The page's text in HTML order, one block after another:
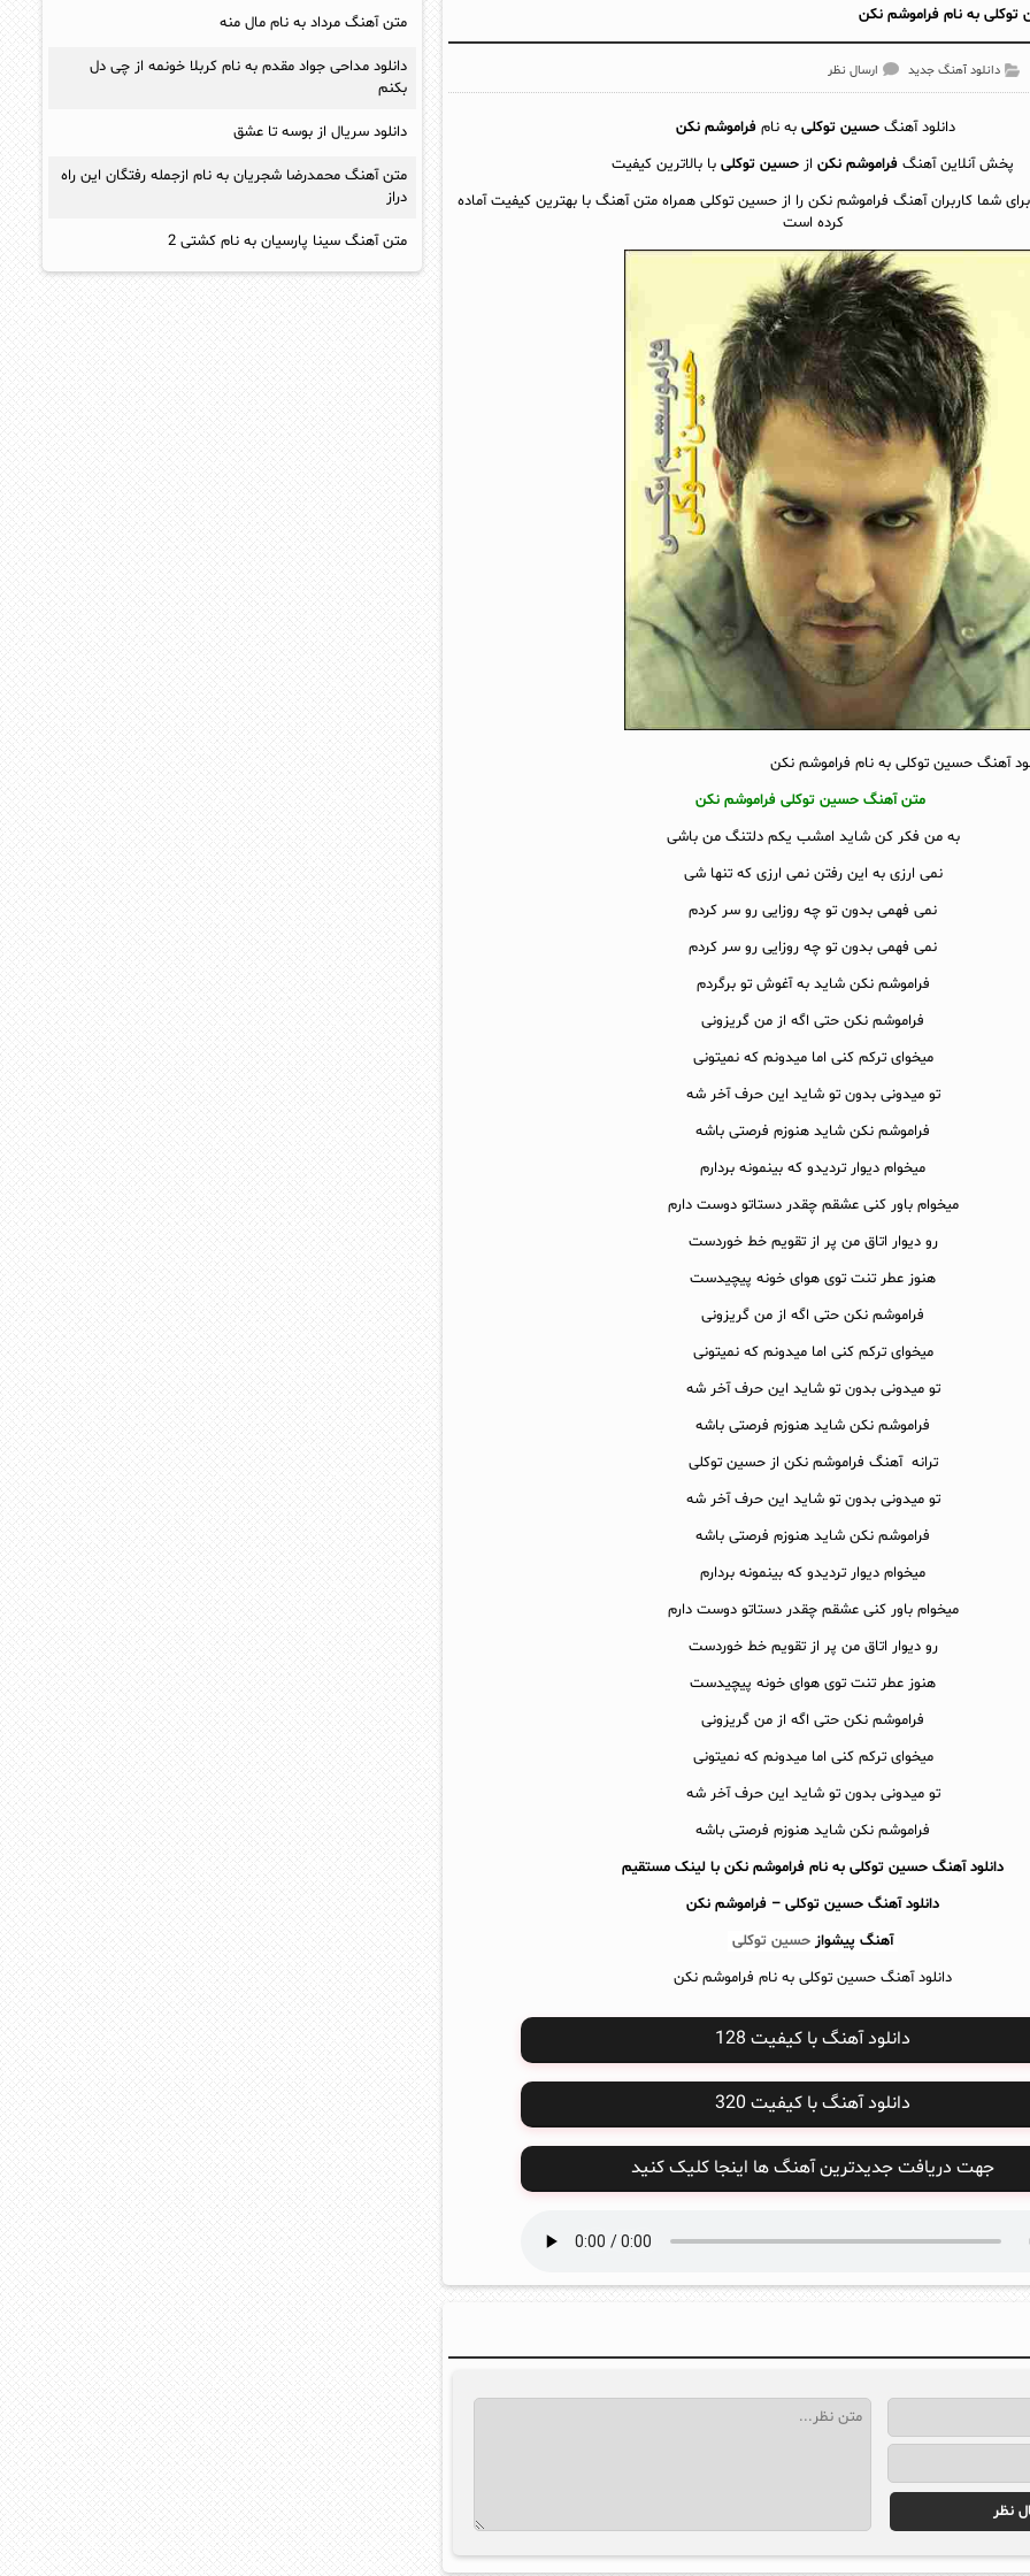
به نام فراموشم نکن
دانلود آهنگ جدید ارسال نظر
دانلود آهنگحسین توکلی به نامفراموشم نکن
پخش آنلاين آهنگ فراموشم نکن از حسین توکلی با بالاترین کیفیت
شما کاربران آهنگ فراموشم نکن را از حسین توکلی همراه متن آهنگ با بهترین کیفیت آماده
کرده است
آهنگ حسین توکلی به نام فراموشم نکن
متن آهنگ حسین توکلی فراموشم نکن
به من فکر کن شاید امشب یکم دلتنگ من باشی
نمی ارزی به این رفتن نمی ارزی که تنها شی
نمی فهمی بدون تو چه روزایی رو سر کردم
نمی فهمی بدون تو چه روزایی رو سر کردم
فراموشم نکن شاید به آغوش تو برگردم
فراموشم نکن حتی اگه از من گریزونی
میخوای ترکم کنی اما میدونم که نمیتونی
تو میدونی بدون تو شاید این حرف آخر شه
فراموشم نکن شاید هنوزم فرصتی باشه
میخوام دیوار تردیدو که بینمونه بردارم
میخوام باور کنی عشقم چقدر دستاتو دوست دارم
رو دیوار اتاق من پر از تقویم خط خوردست
هنوز عطر تنت توی هوای خونه پیچیدست
فراموشم نکن حتی اگه از من گریزونی
میخوای ترکم کنی اما میدونم که نمیتونی
تو میدونی بدون تو شاید این حرف آخر شه
فراموشم نکن شاید هنوزم فرصتی باشه
ترانه آهنگ فراموشم نکن از حسین توکلی
تو میدونی بدون تو شاید این حرف آخر شه
فراموشم نکن شاید هنوزم فرصتی باشه
میخوام دیوار تردیدو که بینمونه بردارم
میخوام باور کنی عشقم چقدر دستاتو دوست دارم
رو دیوار اتاق من پر از تقویم خط خوردست
هنوز عطر تنت توی هوای خونه پیچیدست
فراموشم نکن حتی اگه از من گریزونی
میخوای ترکم کنی اما میدونم که نمیتونی
تو میدونی بدون تو شاید این حرف آخر شه
فراموشم نکن شاید هنوزم فرصتی باشه
دانلود آهنگ حسین توکلی به نام فراموشم نکن با لینک مستقیم
دانلود آهنگ حسین توکلی – فراموشم نکن
آهنگ پیشواز حسین توکلی
دانلود آهنگ حسین توکلی به نام فراموشم نکن
دانلود آهنگ با کیفیت 128
دانلود آهنگ با کیفیت 320
جهت دریافت جدیدترین آهنگ ها اینجا کلیک کنید
متن آهنگ مرداد به نام مال منه
دانلود مداحی جواد مقدم به نام کربلا خونمه از چی دل
بکنم
دانلود سریال از بوسه تا عشق
متن آهنگ محمدرضا شجريان به نام ازجمله رفتگان اين راه
دراز
متن آهنگ سینا پارسیان به نام کشتی 2